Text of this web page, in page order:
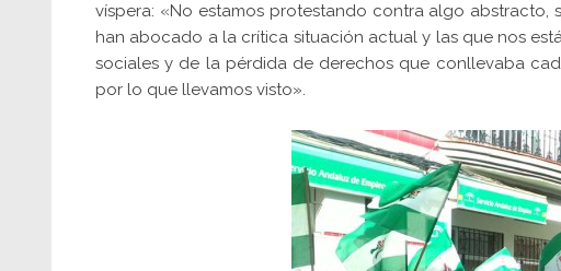
víspera: «No estamos protestando contra algo
han abocado a la crítica situación actual y las que nos
sociales y de la pérdida de derechos que conllevaba
por lo que llevamos visto».